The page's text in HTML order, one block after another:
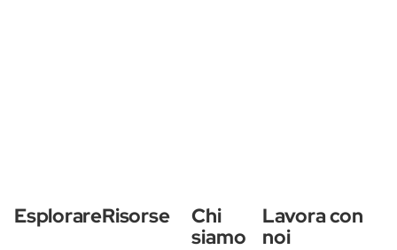
EsplorareRisorse
Chi
siamo
Lavora con
noi